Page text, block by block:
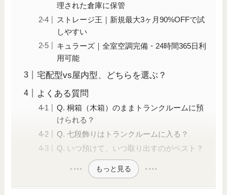
理された倉庫に保管
ストレージ王｜新規最大3ヶ月90%OFFで試
しやすい
キュラーズ｜全室空調完備・24時間365日利
用可能
宅配型vs屋内型、どちらを選ぶ？
よくある質問
Q. 桐箱（木箱）のままトランクルームに預
けられる？
Q. 七段飾りはトランクルームに入る？
Q. いつ預けて、いつ取り出すのがベスト？
もっと見る